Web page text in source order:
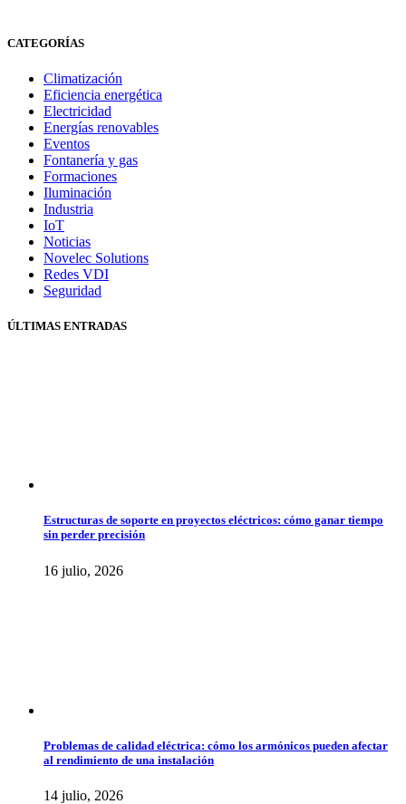
CATEGORÍAS
Climatización
Eficiencia energética
Electricidad
Energías renovables
Eventos
Fontanería y gas
Formaciones
Iluminación
Industria
IoT
Noticias
Novelec Solutions
Redes VDI
Seguridad
ÚLTIMAS ENTRADAS
Estructuras de soporte en proyectos eléctricos: cómo ganar tiempo
sin perder precisión
16 julio, 2026
Problemas de calidad eléctrica: cómo los armónicos pueden afectar
al rendimiento de una instalación
14 julio, 2026